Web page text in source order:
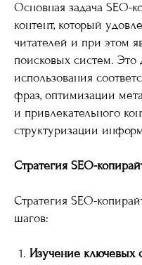
Основная задача SEO-
контент, который
читателей и при этом
поисковых систем. Это
использования
фраз, оптимизации
и привлекательного
структуризации
Стратегия SEO-
Стратегия SEO-
шагов:
Изучение ключевых